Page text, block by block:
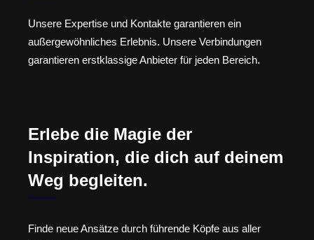
Unsere Expertise und Kontakte garantieren ein
außergewöhnliches Erlebnis. Unsere Verbindungen
garantieren erstklassige Anbieter für jeden Bereich.
Erlebe die Magie der
Inspiration, die dich auf deinem
Weg begleiten.
Finde neue Ansätze durch führende Köpfe aus aller